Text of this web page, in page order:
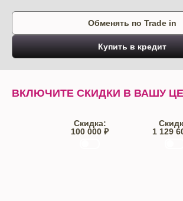
Обменять по Trade in
Купить в кредит
ВКЛЮЧИТЕ СКИДКИ В ВАШУ
Скидка:
100 000 ₽
1 129